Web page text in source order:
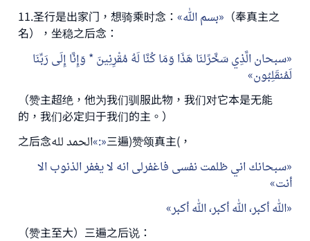
11.圣行是出家门，想骑乘时念：
بسم الله
（奉真主之
名），坐稳之后念：
سبحان الَّذِي سَخَّرََلنَا هَذَا وَمَا كُنَّا لَهُ مُقْرِنِينَ * وَإِنَّا إِلَى رَبِّنَا
لَمُنقَلِبُون
（赞主超绝，他为我们驯服此物，我们对它本是无能
的，我们必定归于我们的主。）
之后念الحمد لله : 三遍)赞颂真主(，
سبحانك اني ظلمت نفسى فاغفرلى انه لا يغفر الذنوب الا
أنت
الله أكبر، الله أكبر، الله أكبر
（赞主至大）三遍之后说：